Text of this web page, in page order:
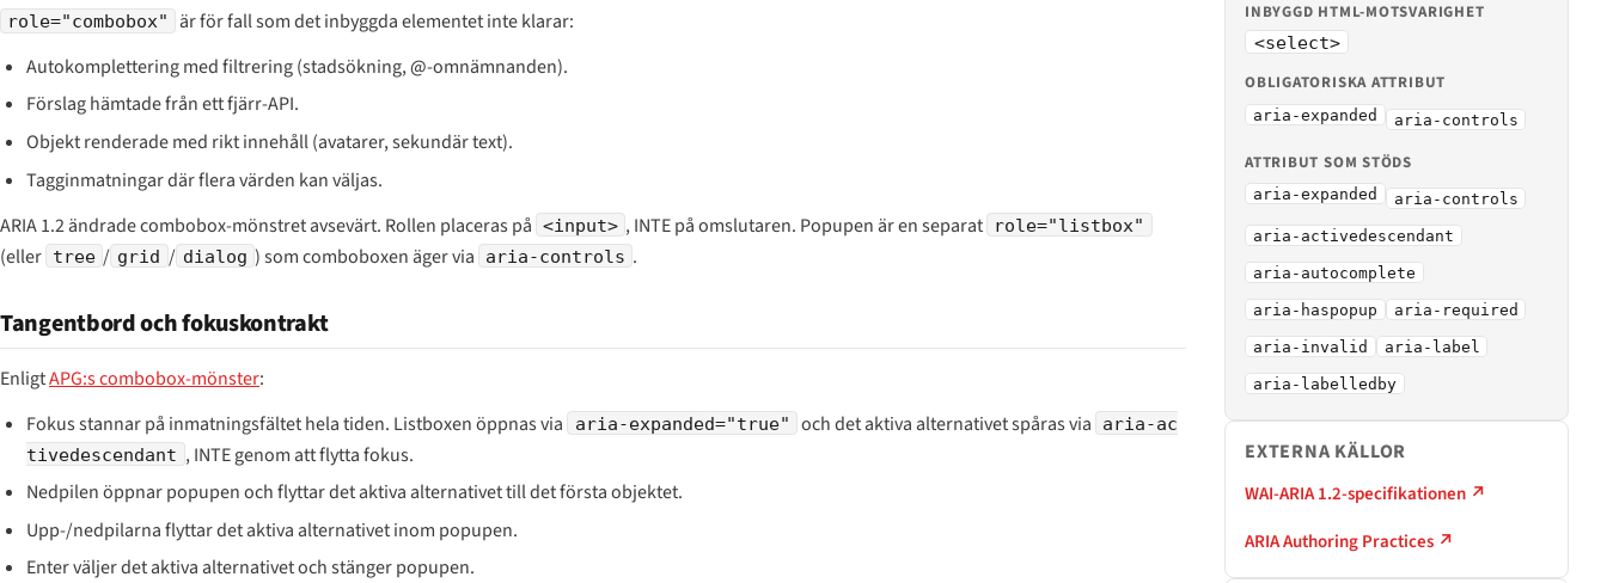
role="combobox"
är för fall som det inbyggda elementet inte klarar:
Autokomplettering med filtrering (stadsökning, @-omnämnanden).
Förslag hämtade från ett fjärr-API.
Objekt renderade med rikt innehåll (avatarer, sekundär text).
Tagginmatningar där flera värden kan väljas.
ARIA 1.2 ändrade combobox-mönstret avsevärt. Rollen placeras på <input> , INTE på omslutaren. Popupen är en separat role="listbox"
(eller tree / grid / dialog ) som comboboxen äger via aria-controls .
Tangentbord och fokuskontrakt
EnligtAPG:s combobox-mönster:
Fokus stannar på inmatningsfältet hela tiden. Listboxen öppnas via
aria-expanded="true" och det aktiva alternativet spåras via
aria-ac
tivedescendant , INTE genom att flytta fokus.
Nedpilen öppnar popupen och flyttar det aktiva alternativet till det första objektet.
Upp-/nedpilarna flyttar det aktiva alternativet inom popupen.
Enter väljer det aktiva alternativet och stänger popupen.
INBYGGD HTML-MOTSVARIGHET
<select>
OBLIGATORISKA ATTRIBUT
aria-expanded aria-controls
ATTRIBUT SOM STÖDS
aria-expanded aria-controls
aria-activedescendant
aria-autocomplete
aria-haspopup aria-required
aria-invalid aria-label
aria-labelledby
EXTERNA KÄLLOR
WAI-ARIA 1.2-specifikationen ↗
ARIA Authoring Practices ↗